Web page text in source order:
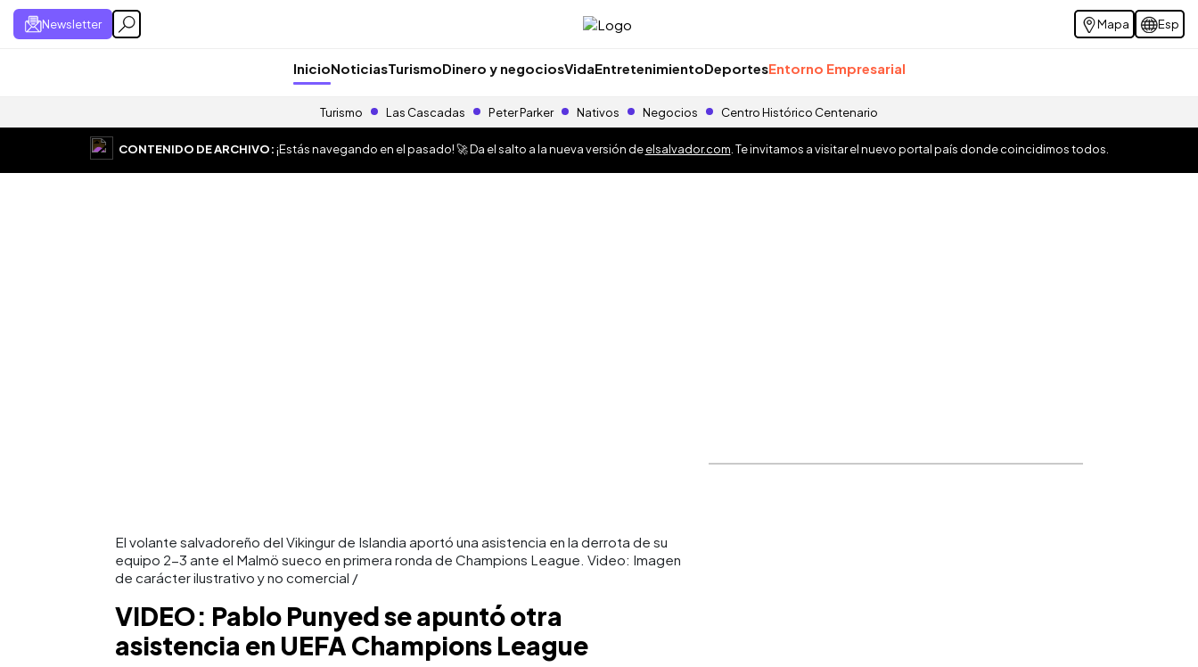
Newsletter Mapa Esp
InicioNoticiasTurismoDinero y negociosVidaEntretenimientoDeportesEntorno Empresarial
Turismo Las Cascadas Peter Parker Nativos Negocios Centro Histórico Centenario
CONTENIDO DE ARCHIVO:¡Estás navegando en el pasado! 🚀 Da el salto a la nueva versión deelsalvador.com . Te invitamos a visitar el nuevo portal país donde coincidimos todos.
El volante salvadoreño del Vikingur de Islandia aportó una asistencia en la derrota de su
equipo 2-3 ante el Malmö sueco en primera ronda de Champions League. Video: Imagen
de carácter ilustrativo y no comercial /
VIDEO: Pablo Punyed se apuntó otra
asistencia en UEFA Champions League